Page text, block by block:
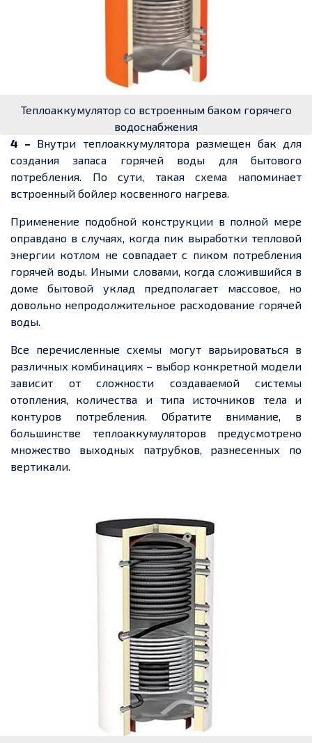
Теплоаккумулятор со встроенным баком горячего
водоснабжения
4 – Внутри теплоаккумулятора размещен бак для
создания запаса горячей воды для бытового
потребления. По сути, такая схема напоминает
встроенный бойлер косвенного нагрева.
Применение подобной конструкции в полной мере
оправдано в случаях, когда пик выработки тепловой
энергии котлом не совпадает с пиком потребления
горячей воды. Иными словами, когда сложившийся в
доме бытовой уклад предполагает массовое, но
довольно непродолжительное расходование горячей
воды.
Все перечисленные схемы могут варьироваться в
различных комбинациях – выбор конкретной модели
зависит от сложности создаваемой системы
отопления, количества и типа источников тела и
контуров потребления. Обратите внимание, в
большинстве теплоаккумуляторов предусмотрено
множество выходных патрубков, разнесенных по
вертикали.